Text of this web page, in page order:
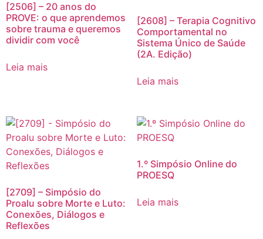
[2506] – 20 anos do
PROVE: o que aprendemos
sobre trauma e queremos
dividir com você
Leia mais
[2608] – Terapia Cognitivo
Comportamental no
Sistema Único de Saúde
(2A. Edição)
Leia mais
[2709] – Simpósio do
Proalu sobre Morte e Luto:
Conexões, Diálogos e
Reflexões
1.º Simpósio Online do
PROESQ
Leia mais